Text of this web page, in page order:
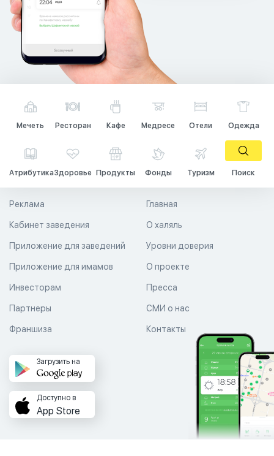
Мечеть Ресторан Кафе Медресе Отели Одежда
АтрибутикаЗдоровье Продукты Фонды Туризм Поиск
Главная
О халяль
Уровни доверия
Реклама
Кабинет заведения
Приложение для заведений
Приложение для имамов О проекте
Пресса
СМИ о нас
Контакты
Инвесторам
Партнеры
Франшиза
Загрузить на
Доступно в
App Store